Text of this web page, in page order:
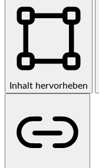
Inhalt hervorheben